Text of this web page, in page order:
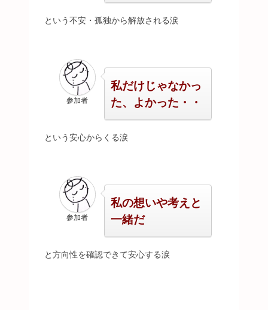
という不安・孤独から解放される涙
参加者
私だけじゃなかっ
た、よかった・・
という安心からくる涙
参加者
私の想いや考えと
一緒だ
と方向性を確認できて安心する涙